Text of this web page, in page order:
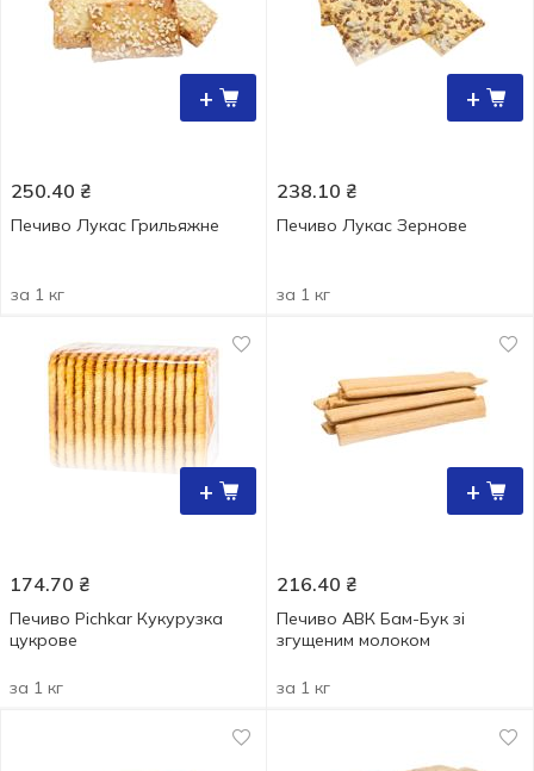
+
250.40 ₴
Печиво Лукас Грильяжне
за 1 кг
+
238.10 ₴
Печиво Лукас Зернове
за 1 кг
+
174.70 ₴
Печиво Pichkar Кукурузка
цукрове
за 1 кг
+
216.40 ₴
Печиво АВК Бам-Бук зі
згущеним молоком
за 1 кг